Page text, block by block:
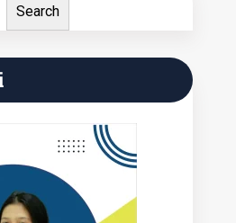
Search